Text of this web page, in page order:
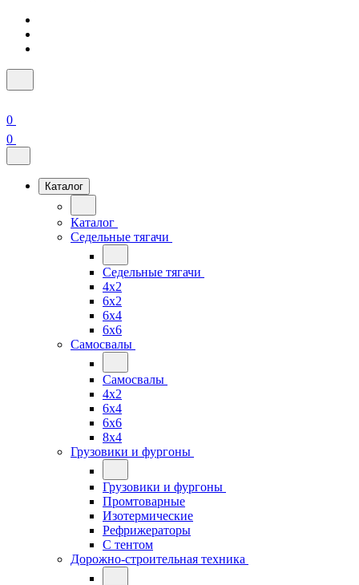
0
0
Каталог
Каталог
Седельные тягачи
Седельные тягачи
4x2
6x2
6x4
6x6
Самосвалы
Самосвалы
4x2
6x4
6x6
8x4
Грузовики и фургоны
Грузовики и фургоны
Промтоварные
Изотермические
Рефрижераторы
С тентом
Дорожно-строительная техника